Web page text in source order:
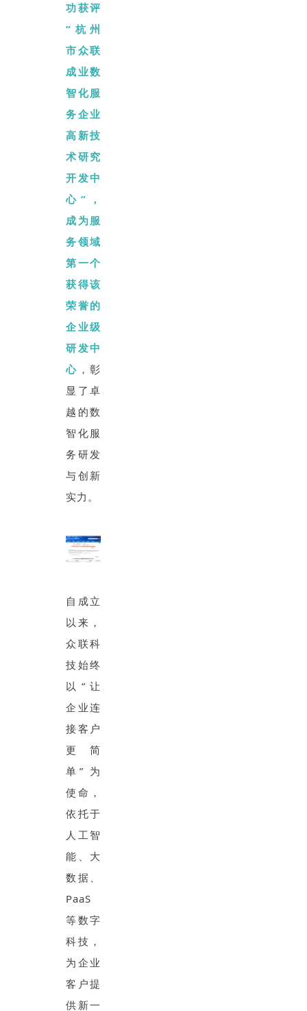
功获评
“杭州
市众联
成业数
智化服
务企业
高新技
术研究
开发中
心”，
成为服
务领域
第一个
获得该
荣誉的
企业级
研发中
心 ，彰
显了卓
越的数
智化服
务研发
与创新
实力。
自成立
以来，
众联科
技始终
以“让
企业连
接客户
更简
单” 为
使命，
依托于
人工智
能、大
数据、
PaaS
等数字
科技，
为企业
客户提
供新一